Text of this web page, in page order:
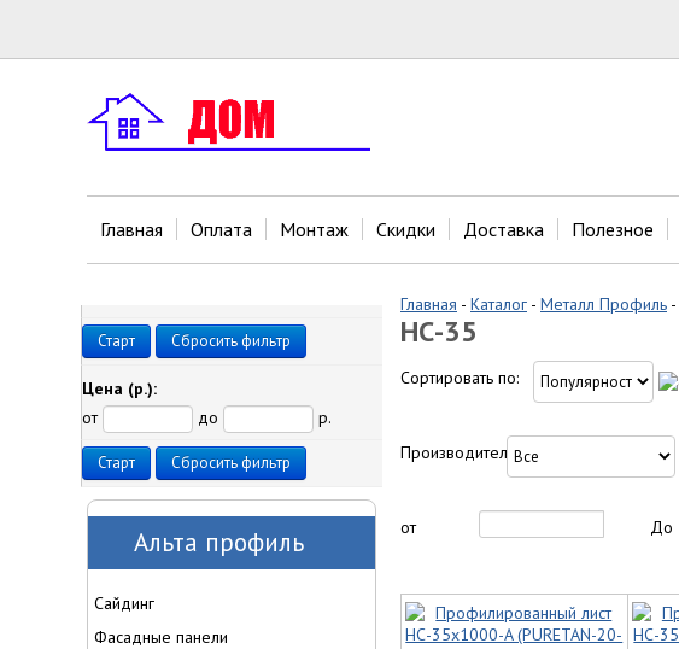
Главная Оплата Монтаж Скидки Доставка Полезное
Главная - Каталог - Металл Профиль -
НС-35
Сортировать по:
Производитель:
от До
Старт Сбросить фильтр
Цена (р.):
от
до р.
Старт Сбросить фильтр
Альта профиль
Сайдинг
Фасадные панели